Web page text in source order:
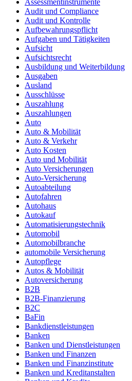
Assessmentinstrumente
Audit und Compliance
Audit und Kontrolle
Aufbewahrungspflicht
Aufgaben und Tätigkeiten
Aufsicht
Aufsichtsrecht
Ausbildung und Weiterbildung
Ausgaben
Ausland
Ausschlüsse
Auszahlung
Auszahlungen
Auto
Auto & Mobilität
Auto & Verkehr
Auto Kosten
Auto und Mobilität
Auto Versicherungen
Auto-Versicherung
Autoabteilung
Autofahren
Autohaus
Autokauf
Automatisierungstechnik
Automobil
Automobilbranche
automobile Versicherung
Autopflege
Autos & Mobilität
Autoversicherung
B2B
B2B-Finanzierung
B2C
BaFin
Bankdienstleistungen
Banken
Banken und Dienstleistungen
Banken und Finanzen
Banken und Finanzinstitute
Banken und Kreditanstalten